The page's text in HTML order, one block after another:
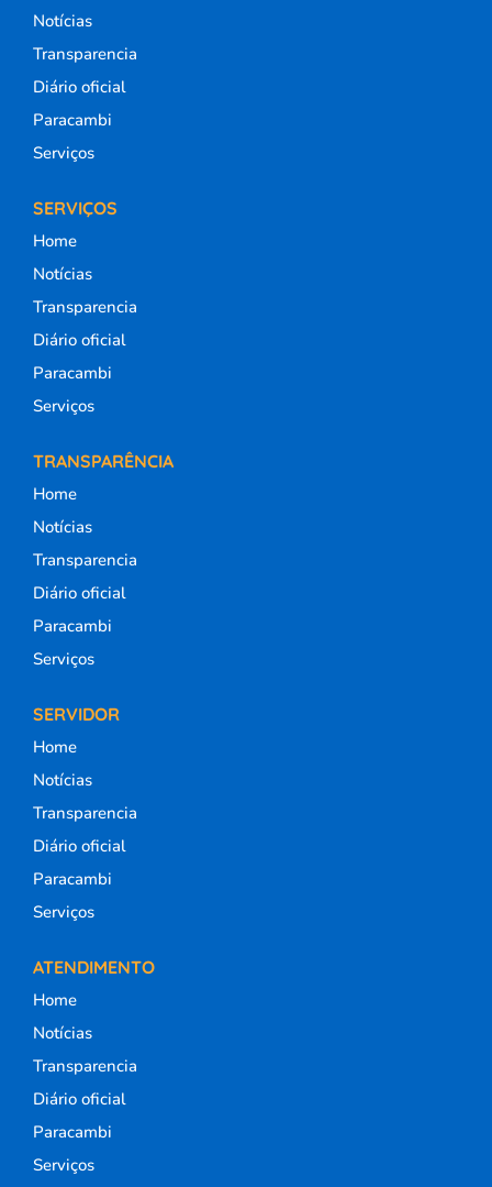
Notícias
Transparencia
Diário oficial
Paracambi
Serviços
SERVIÇOS
Home
Notícias
Transparencia
Diário oficial
Paracambi
Serviços
TRANSPARÊNCIA
Home
Notícias
Transparencia
Diário oficial
Paracambi
Serviços
SERVIDOR
Home
Notícias
Transparencia
Diário oficial
Paracambi
Serviços
ATENDIMENTO
Home
Notícias
Transparencia
Diário oficial
Paracambi
Serviços